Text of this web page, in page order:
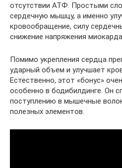
отсутствии АТФ. Простыми
сердечную мышцу, а именно
кровообращение, силу
снижение напряжения
Помимо укрепления сердца
ударный объем и улучшает
Естественно, этот «бонус»
особенно в бодибилдинге. Он
поступлению в мышечные
полезных элементов.